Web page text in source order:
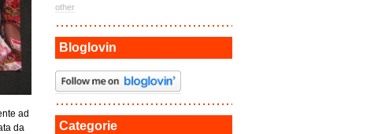
ad
da
other
Bloglovin
Categorie